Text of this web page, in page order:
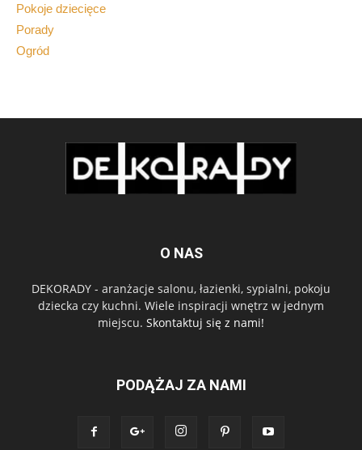
Pokoje dziecięce
Porady
Ogród
O NAS
DEKORADY - aranżacje salonu, łazienki, sypialni, pokoju
dziecka czy kuchni. Wiele inspiracji wnętrz w jednym
miejscu. Skontaktuj się z nami!
PODĄŻAJ ZA NAMI